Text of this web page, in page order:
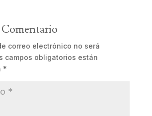
correo electrónico no será
campos obligatorios están
*